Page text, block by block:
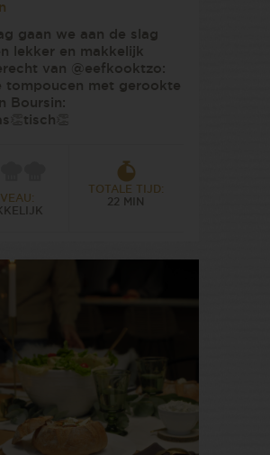
gaan we aan de slag
lekker en makkelijk
van @eefkooktzo:
tompoucen met gerookte
Boursin:
TOTALE TIJD:
22 MIN